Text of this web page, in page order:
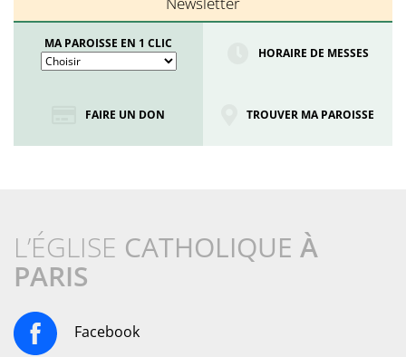
MA PAROISSE EN 1 CLIC
HORAIRE DE MESSES
FAIRE UN DON TROUVER MA PAROISSE
L’ÉGLISE CATHOLIQUE À
PARIS
Facebook